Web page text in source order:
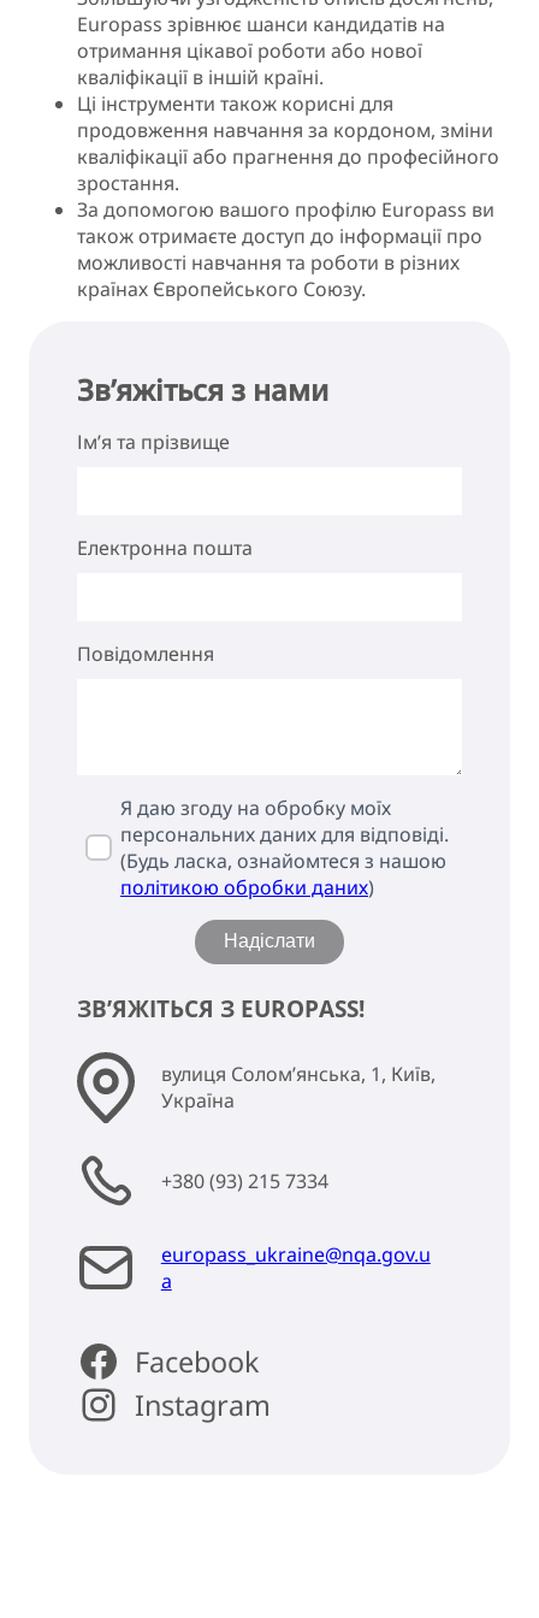
Europass зрівнює шанси кандидатів на
отримання цікавої роботи або нової
кваліфікації в іншій країні.
Ці інструменти також корисні для
продовження навчання за кордоном, зміни
кваліфікації або прагнення до професійного
зростання.
За допомогою вашого профілю Europass ви
також отримаєте доступ до інформації про
можливості навчання та роботи в різних
країнах Європейського Союзу.
Зв’яжіться з нами
Ім’я та прізвище
Електронна пошта
Повідомлення
Я даю згоду на обробку моїх
персональних даних для відповіді.
(Будь ласка, ознайомтеся з нашою
політикою обробки даних)
Надіслати
ЗВ’ЯЖІТЬСЯ З EUROPASS!
вулиця Солом’янська, 1, Київ,
Україна
+380 (93) 215 7334
europass_ukraine@nqa.gov.u
a
Facebook
Instagram